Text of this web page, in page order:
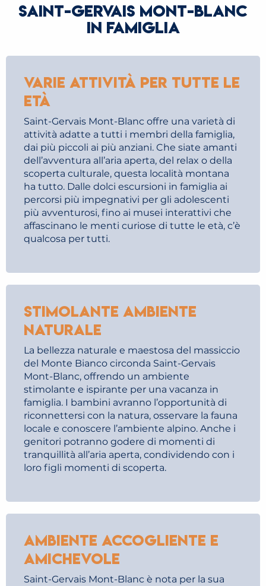
SAINT-GERVAIS MONT-BLANC
IN FAMIGLIA
Varie attività per tutte le
età
Saint-Gervais Mont-Blanc offre una varietà di
attività adatte a tutti i membri della famiglia,
dai più piccoli ai più anziani. Che siate amanti
dell’avventura all’aria aperta, del relax o della
scoperta culturale, questa località montana
ha tutto. Dalle dolci escursioni in famiglia ai
percorsi più impegnativi per gli adolescenti
più avventurosi, fino ai musei interattivi che
affascinano le menti curiose di tutte le età, c’è
qualcosa per tutti.
Stimolante ambiente
naturale
La bellezza naturale e maestosa del massiccio
del Monte Bianco circonda Saint-Gervais
Mont-Blanc, offrendo un ambiente
stimolante e ispirante per una vacanza in
famiglia. I bambini avranno l’opportunità di
riconnettersi con la natura, osservare la fauna
locale e conoscere l’ambiente alpino. Anche i
genitori potranno godere di momenti di
tranquillità all’aria aperta, condividendo con i
loro figli momenti di scoperta.
Ambiente accogliente e
amichevole
Saint-Gervais Mont-Blanc è nota per la sua